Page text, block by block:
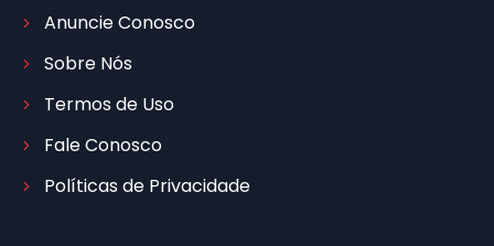
Anuncie Conosco
Sobre Nós
Termos de Uso
Fale Conosco
Políticas de Privacidade